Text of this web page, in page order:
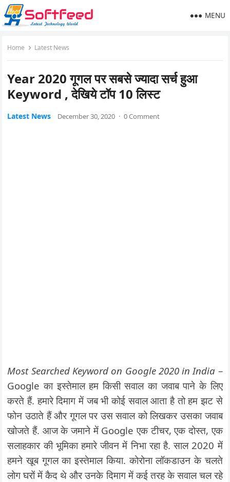
MENU
Home Latest News
Year 2020 गूगल पर सबसे ज्यादा सर्च हुआ
Keyword , देखिये टॉप 10 लिस्ट
Latest News December 30, 2020 · 0 Comment
Most Searched Keyword on Google 2020 in India –
Google का इस्तेमाल हम किसी सवाल का जवाब पाने के लिए
करते हैं. हमारे दिमाग में जब भी कोई सवाल आता है तो हम झट से
फोन उठाते हैं और गूगल पर उस सवाल को लिखकर उसका जवाब
खोजते हैं. आज के जमाने में Google एक टीचर, एक दोस्त, एक
सलाहकार की भूमिका हमारे जीवन में निभा रहा है. साल 2020 में
हमने खूब गूगल का इस्तेमाल किया. कोरोना लॉकडाउन के चलते
लोग घरों में कैद थे और उनके दिमाग में कई तरह के सवाल चल रहे